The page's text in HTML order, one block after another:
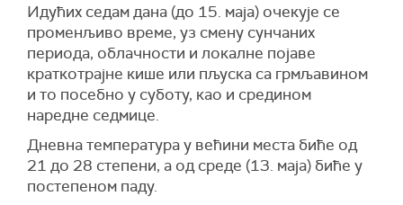
Идућих седам дана (до 15. маја) очекује се
променљиво време, уз смену сунчаних
периода, облачности и локалне појаве
краткотрајне кише или пљуска са грмљавином
и то посебно у суботу, као и средином
наредне седмице.
Дневна температура у већини места биће од
21 до 28 степени, а од среде (13. маја) биће у
постепеном паду.